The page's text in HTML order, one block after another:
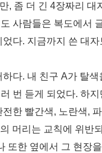
, 좀 더 긴 4장짜리 대
사람들은 복도에서
었다. 지금까지 쓴 대자
다. 내 친구 A가 탈색
번 듣게 되었다. 하지
한 빨간색, 노란색,
머리는 교칙에 위반
또한 옆에서 그 현장